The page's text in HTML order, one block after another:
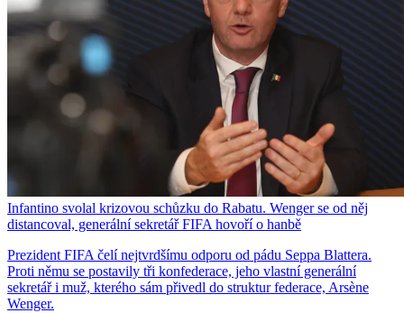
Infantino svolal krizovou schůzku do Rabatu. Wenger se od něj
distancoval, generální sekretář FIFA hovoří o hanbě
Prezident FIFA čelí nejtvrdšímu odporu od pádu Seppa Blattera.
Proti němu se postavily tři konfederace, jeho vlastní generální
sekretář i muž, kterého sám přivedl do struktur federace, Arsène
Wenger.